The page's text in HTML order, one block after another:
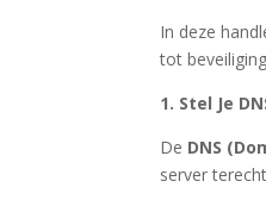
In deze
tot
1. Stel Je
De DNS
server